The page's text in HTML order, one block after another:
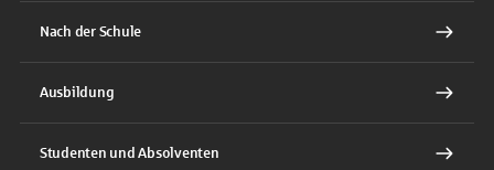
Nach der Schule
Ausbildung
Studenten und Absolventen